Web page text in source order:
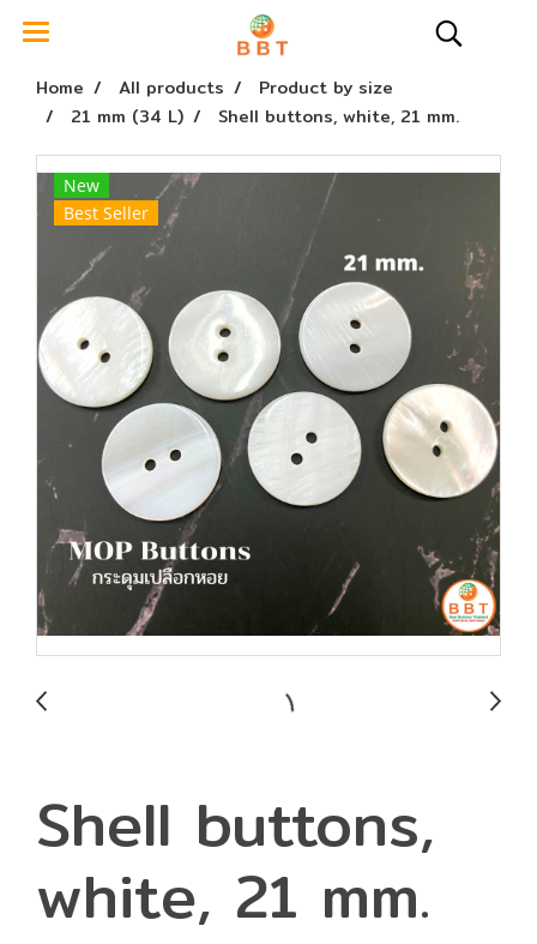
Home All products
Product by size
21 mm (34 L)
Shell buttons, white, 21 mm.
New
Best Seller
Shell buttons,
white, 21 mm.